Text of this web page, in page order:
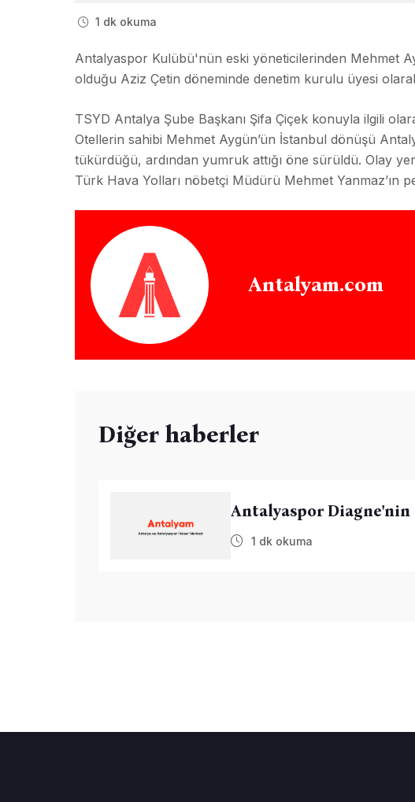
1 dk okuma
Antalyaspor Kulübü'nün eski yöneticilerinden Mehmet
olduğu Aziz Çetin döneminde denetim kurulu üyesi
TSYD Antalya Şube Başkanı Şifa Çiçek konuyla ilgili
Otellerin sahibi Mehmet Aygün’ün İstanbul dönüşü
tükürdüğü, ardından yumruk attığı öne sürüldü. Olay
Türk Hava Yolları nöbetçi Müdürü Mehmet Yanmaz’ın
Antalyam.com
Diğer haberler
Antalyaspor Diagne'nin
1 dk okuma